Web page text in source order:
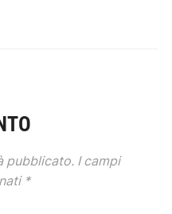
pubblicato. I campi
*